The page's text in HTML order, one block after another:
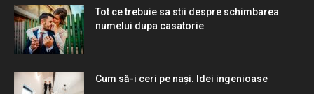
Tot ce trebuie sa stii despre schimbarea
numelui dupa casatorie
Cum să-i ceri pe nași. Idei ingenioase